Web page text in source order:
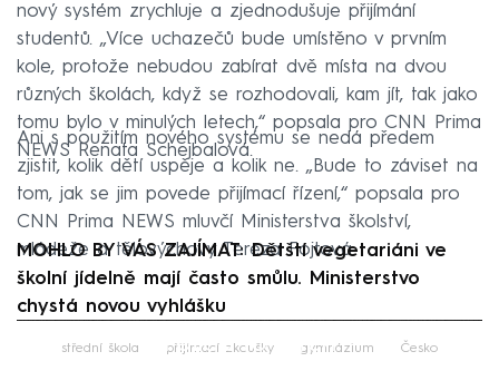
nový systém zrychluje a zjednodušuje přijímání
studentů. „Více uchazečů bude umístěno v prvním
kole, protože nebudou zabírat dvě místa na dvou
různých školách, když se rozhodovali, kam jít, tak jako
tomu bylo v minulých letech,“ popsala pro CNN Prima
NEWS Renata Schejbalová.
Ani s použitím nového systému se nedá předem
zjistit, kolik dětí uspěje a kolik ne. „Bude to záviset na
tom, jak se jim povede přijímací řízení,“ popsala pro
CNN Prima NEWS mluvčí Ministerstva školství,
mládeže a tělovýchovy Tereza Fojtová.
MOHLO BY VÁS ZAJÍMAT: Dětští vegetariáni ve
školní jídelně mají často smůlu. Ministerstvo
chystá novou vyhlášku
Failed to fetch
střední škola přijímací zkoušky gymnázium Česko